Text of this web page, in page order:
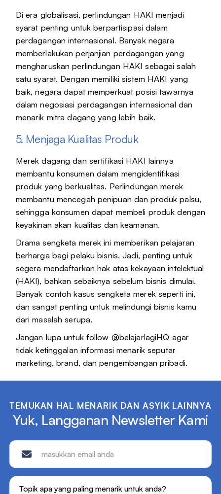
Di era globalisasi, perlindungan HAKI menjadi
syarat penting untuk berpartisipasi dalam
perdagangan internasional. Banyak negara
memberlakukan perjanjian perdagangan yang
mengharuskan perlindungan HAKI sebagai salah
satu syarat. Dengan memiliki sistem HAKI yang
baik, negara dapat memperkuat posisi tawarnya
dalam negosiasi perdagangan internasional dan
menarik mitra dagang yang lebih baik.
5. Menjaga Kualitas Produk
Merek dagang dan sertifikasi HAKI lainnya
membantu konsumen dalam mengidentifikasi
produk yang berkualitas. Perlindungan merek
membantu mencegah penipuan dan produk palsu,
sehingga konsumen dapat membeli produk dengan
keyakinan akan kualitas dan keamanan.
Drama sengketa merek ini memberikan pelajaran
berharga bagi pelaku bisnis. Jadi, penting untuk
segera mendaftarkan hak atas kekayaan intelektual
(HAKI), bahkan sebaiknya sebelum bisnis dimulai.
Banyak contoh kasus sengketa merek seperti ini,
dan sangat penting untuk melindungi bisnis kamu
dari masalah serupa.
Jangan lupa untuk follow @belajarlagiHQ agar
tidak ketinggalan informasi menarik seputar
marketing, brand, dan pengembangan pribadi.
TEMUKAN HAL MENARIK DAN ASYIK LAINNYA
Yuk, Langganan Newsletter Kami
Topik apa yang paling menarik untuk anda?